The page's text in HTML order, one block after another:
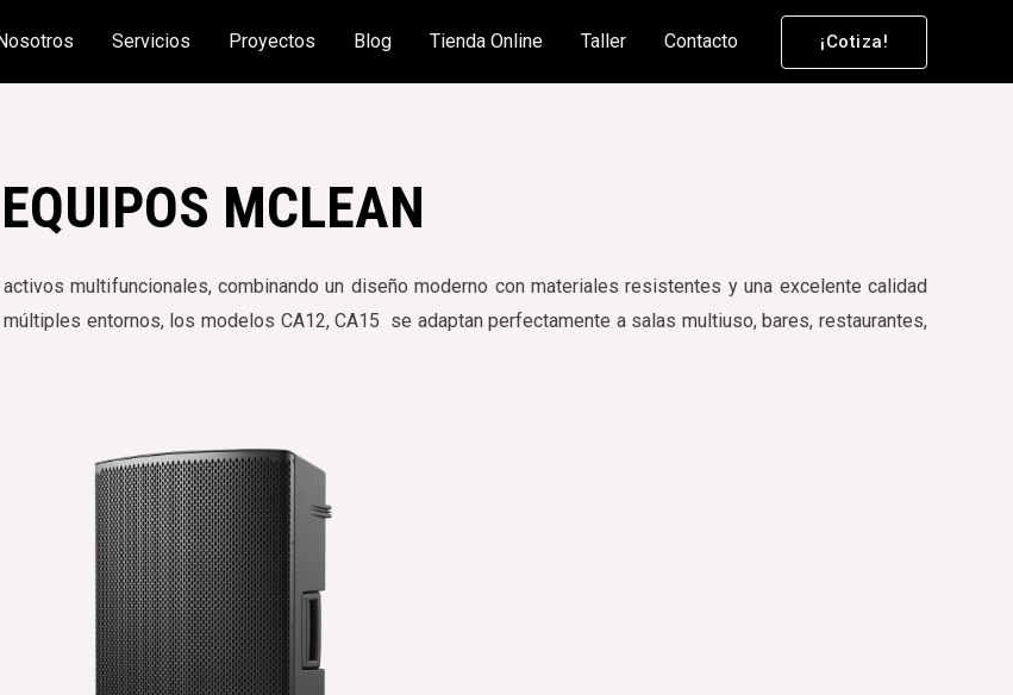
Servicios Proyectos Blog Tienda Online Taller Contacto ¡Cotiza!
EQUIPOS MCLEAN
multifuncionales, combinando un diseño moderno con materiales resistentes y una excelente calidad
entornos, los modelos CA12, CA15 se adaptan perfectamente a salas multiuso, bares, restaurantes,